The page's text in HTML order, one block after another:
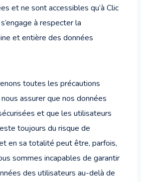
et ne sont accessibles qu’à Clic
à respecter la
et entière des données
toutes les précautions
assurer que nos données
et que les utilisateurs
toujours du risque de
en sa totalité peut être, parfois,
sommes incapables de garantir
des utilisateurs au-delà de